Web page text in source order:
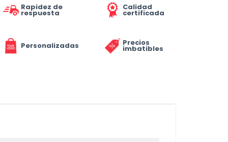
Rapidez de
respuesta
Calidad
certificada
Personalizadas Precios
imbatibles